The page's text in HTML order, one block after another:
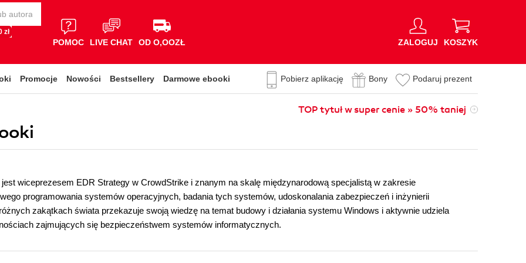
zł
POMOC LIVE CHAT OD O,OOZŁ ZALOGUJ KOSZYK
Promocje Nowości Bestsellery Darmowe ebooki Pobierz aplikację Bony Podaruj prezent
TOP tytuł w super cenie » 50% taniej
jest wiceprezesem EDR Strategy w CrowdStrike i znanym na skalę międzynarodową specjalistą w zakresie
programowania systemów operacyjnych, badania tych systemów, udoskonalania zabezpieczeń i inżynierii
zakątkach świata przekazuje swoją wiedzę na temat budowy i działania systemu Windows i aktywnie udziela
zajmujących się bezpieczeństwem systemów informatycznych.